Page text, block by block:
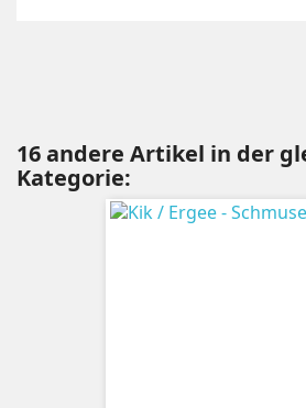
16 andere Artikel in der
Kategorie: